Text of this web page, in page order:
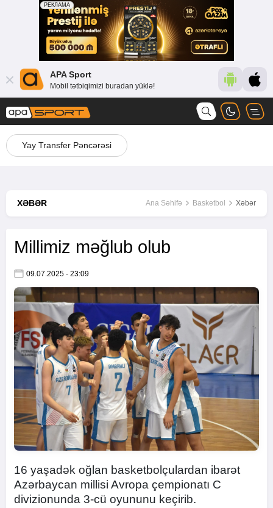
APA Sport
Mobil tətbiqimizi buradan yüklə!
Yay Transfer Pəncərəsi
XƏBƏR Ana Səhifə Basketbol Xəbər
Millimiz məğlub olub
09.07.2025 - 23:09
16 yaşadək oğlan basketbolçulardan ibarət
Azərbaycan millisi Avropa çempionatı C
divizionunda 3-cü oyununu keçirib.